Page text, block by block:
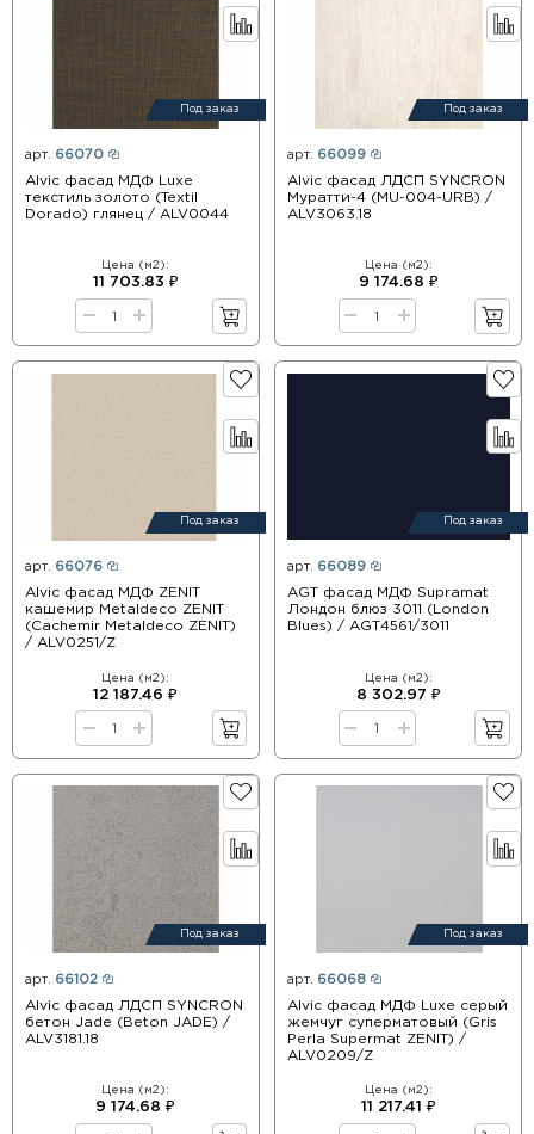
Под заказ
арт. 66070
Alvic фасад МДФ Luxe
текстиль золото (Textil
Dorado) глянец / ALV0044
Цена (м2):
11 703.83 ₽
Под заказ
арт. 66099
Alvic фасад ЛДСП SYNCRON
Муратти-4 (MU-004-URB) /
ALV3063.18
Цена (м2):
9 174.68 ₽
Под заказ
арт. 66076
Alvic фасад МДФ ZENIT
кашемир Metaldeco ZENIT
(Cachemir Metaldeco ZENIT)
/ ALV0251/Z
Цена (м2):
12 187.46 ₽
Под заказ
арт. 66089
AGT фасад МДФ Supramat
Лондон блюз 3011 (London
Blues) / AGT4561/3011
Цена (м2):
8 302.97 ₽
Под заказ
арт. 66102
Alvic фасад ЛДСП SYNCRON
бетон Jade (Beton JADE) /
ALV3181.18
Цена (м2):
9 174.68 ₽
Под заказ
арт. 66068
Alvic фасад МДФ Luxe серый
жемчуг суперматовый (Gris
Perla Supermat ZENIT) /
ALV0209/Z
Цена (м2):
11 217.41 ₽